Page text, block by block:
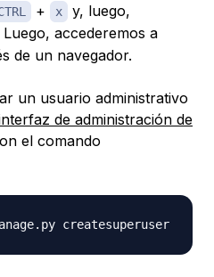
+ x
y, luego,
Luego, accederemos a
de un navegador.
un usuario administrativo
de administración de
el comando